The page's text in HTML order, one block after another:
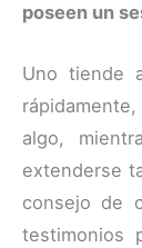
poseen un
Uno tiende
algo,
extenderse
consejo de
testimonios